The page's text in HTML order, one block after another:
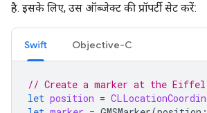
है. इसके लिए, उस ऑब्जेक्ट की प्रॉपर्टी सेट करें:
Swift Objective-C
// Create a marker at the Eiffel
let position =